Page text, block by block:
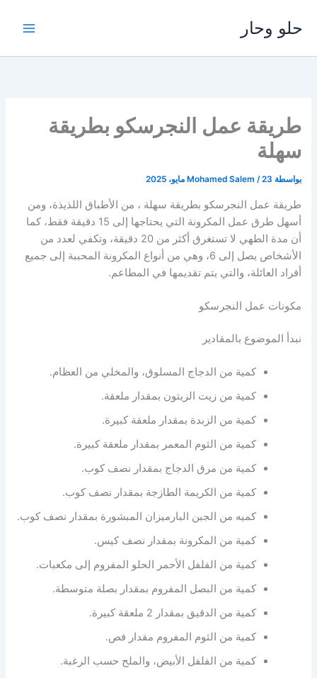
المحتوى
حلو وحار
طريقة عمل النجرسكو بطريقة
سهلة
بواسطة Mohamed Salem /23 مايو، 2025
طريقة عمل النجرسكو بطريقة سهلة ، من الأطباق اللذيذة، ومن
أسهل طرق عمل المكرونة التي يحتاجها إلى 15 دقيقة فقط، كما
أن مدة الطهي لا تستغرق أكثر من 20 دقيقة، وتكفي لعدد من
الأشخاص يصل إلى 6، وهي من أنواع المكرونة المحببة إلى جميع
أفراد العائلة، والتي يتم تقديمها في المطاعم.
مكونات عمل النجرسكو
نبدأ الموضوع بالمقادير
كمية من الدجاج المسلوق، والمخلي من العظام.
كمية من زيت الزيتون بمقدار ملعقة.
كمية من الزبدة بمقدار ملعقة كبيرة.
كمية من الثوم المعمر بمقدار ملعقة كبيرة.
كمية من مرق الدجاج بمقدار نصف كوب.
كمية من الكريمة الطازجة بمقدار نصف كوب.
كميه من الجبن البارميزان المبشورة بمقدار نصف كوب.
كمية من المكرونة بمقدار نصف كيس.
كمية من الفلفل الأحمر الحلو المفروم إلى مكعبات.
كمية من البصل المفروم بمقدار بصلة متوسطة.
كمية من الدقيق بمقدار 2 ملعقة كبيرة.
كمية من الثوم المفروم مقدار فص.
كمية من الفلفل الأبيض، والملح حسب الرغبة.